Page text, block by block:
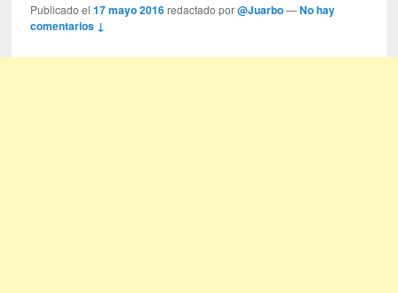
Publicado el17 mayo 2016 redactado por@Juarbo —No hay
comentarios ↓